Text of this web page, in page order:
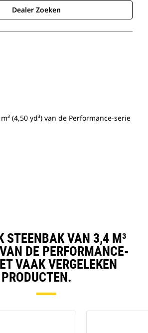
Dealer Zoeken
(4,50 yd³) van de Performance-serie
STEENBAK VAN 3,4 M³
DE PERFORMANCE-
VAAK VERGELEKEN
PRODUCTEN.